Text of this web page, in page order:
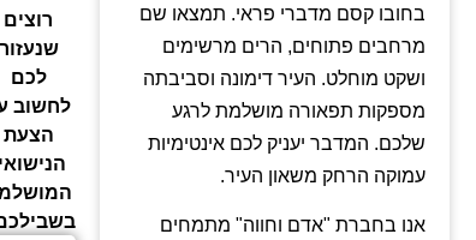
בחובו קסם מדברי פראי. תמצאו שם
מרחבים פתוחים, הרים מרשימים
ושקט מוחלט. העיר דימונה וסביבתה
מספקות תפאורה מושלמת לרגע
שלכם. המדבר יעניק לכם אינטימיות
עמוקה הרחק משאון העיר.
אנו בחברת "אדם וחווה" מתמחים
רוצים
שנעזור
לכם
לחשוב
הצעת